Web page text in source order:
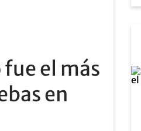
el más
en